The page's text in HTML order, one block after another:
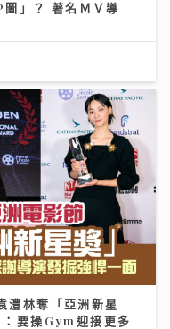
」？ 著名ＭＶ導
澧林奪「亞洲新星
要操Gym迎接更多